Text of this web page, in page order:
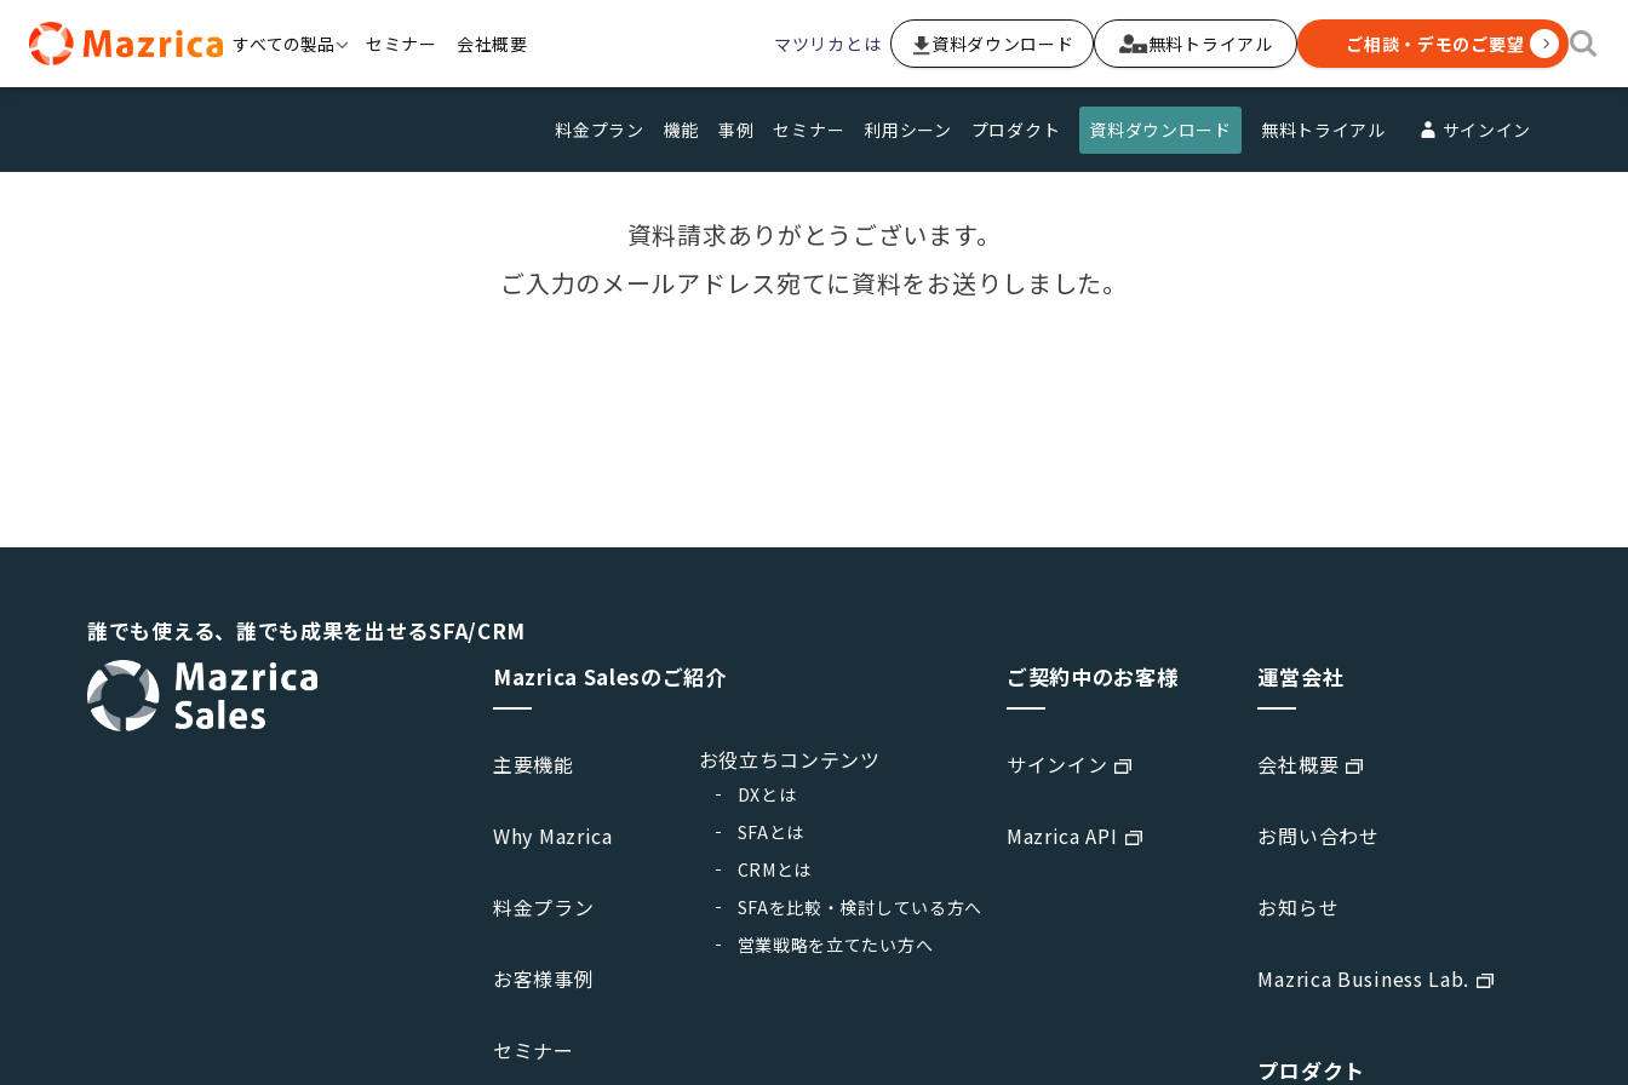
content
すべての製品 セミナー 会社概要 マツリカとは 資料ダウンロード 無料トライアル ご相談・デモのご要望
料金プラン 機能 事例 セミナー 利用シーン プロダクト 資料ダウンロード 無料トライアル サインイン
資料請求ありがとうございます。
ご入力のメールアドレス宛てに資料をお送りしました。
誰でも使える、誰でも成果を出せるSFA/CRM
Mazrica Salesのご紹介
主要機能
Why Mazrica
料金プラン
お客様事例
セミナー
お役立ちコンテンツ
DXとは
SFAとは
CRMとは
SFAを比較・検討している方へ
営業戦略を立てたい方へ
ご契約中のお客様
サインイン
Mazrica API
運営会社
会社概要
お問い合わせ
お知らせ
Mazrica Business Lab.
プロダクト